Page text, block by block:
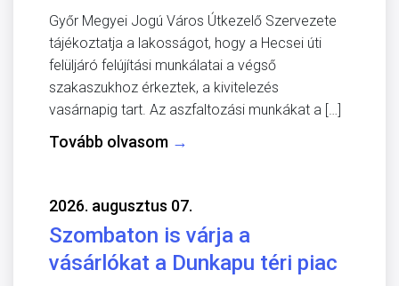
Győr Megyei Jogú Város Útkezelő Szervezete
tájékoztatja a lakosságot, hogy a Hecsei úti
felüljáró felújítási munkálatai a végső
szakaszukhoz érkeztek, a kivitelezés
vasárnapig tart. Az aszfaltozási munkákat a […]
Tovább olvasom →
2026. augusztus 07.
Szombaton is várja a
vásárlókat a Dunkapu téri piac